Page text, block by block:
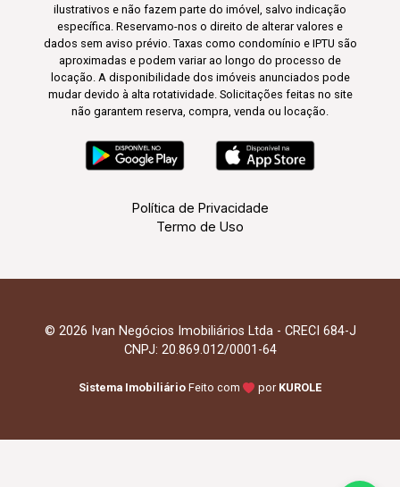
ilustrativos e não fazem parte do imóvel, salvo indicação
específica. Reservamo-nos o direito de alterar valores e
dados sem aviso prévio. Taxas como condomínio e IPTU são
aproximadas e podem variar ao longo do processo de
locação. A disponibilidade dos imóveis anunciados pode
mudar devido à alta rotatividade. Solicitações feitas no site
não garantem reserva, compra, venda ou locação.
Política de Privacidade
Termo de Uso
© 2026 Ivan Negócios Imobiliários Ltda - CRECI 684-J
CNPJ: 20.869.012/0001-64
Sistema Imobiliário Feito com por KUROLE